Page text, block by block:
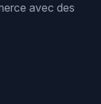
avec des